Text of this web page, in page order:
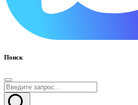
Поиск